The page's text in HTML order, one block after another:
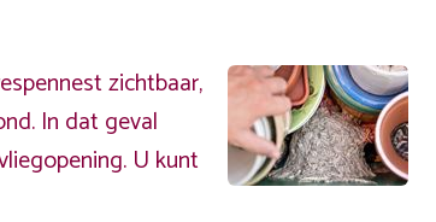
zichtbaar,
In dat geval
U kunt